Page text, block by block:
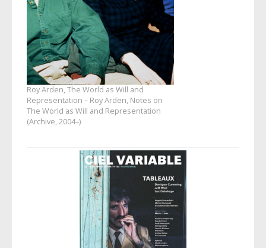
Roy Arden, The World as Will and
Representation – Roy Arden, Notes on
The World as Will and Representation
(Archive, 2004–)